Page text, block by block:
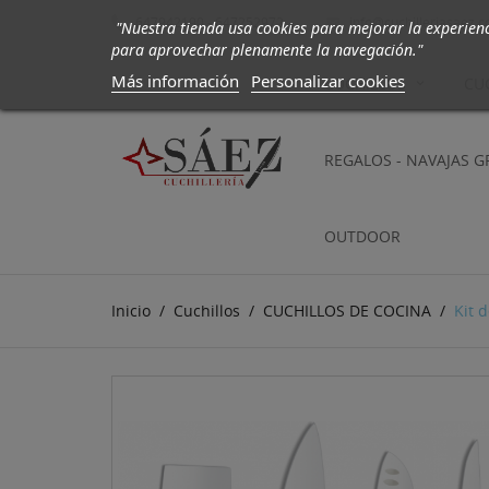
647942190 - 647252972 
CUCHILLOS
REGALOS - NAVAJAS
OUTDOOR
Inicio Cuchillos CUCHILLOS DE COCINA Kit
"Nuestra tienda usa cookies para mejorar la
para aprovechar plenamente la navegación."
Más información Personalizar cookies